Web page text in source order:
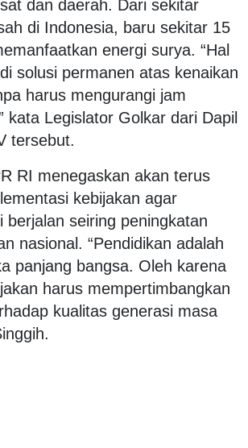
dan daerah. Dari sekitar
di Indonesia, baru sekitar 15
energi surya. “Hal
solusi permanen atas kenaikan
harus mengurangi jam
kata Legislator Golkar dari Dapil
tersebut.
RI menegaskan akan terus
kebijakan agar
berjalan seiring peningkatan
nasional. “Pendidikan adalah
panjang bangsa. Oleh karena
harus mempertimbangkan
kualitas generasi masa